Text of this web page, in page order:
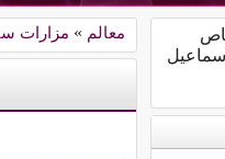
معالم » مزارات